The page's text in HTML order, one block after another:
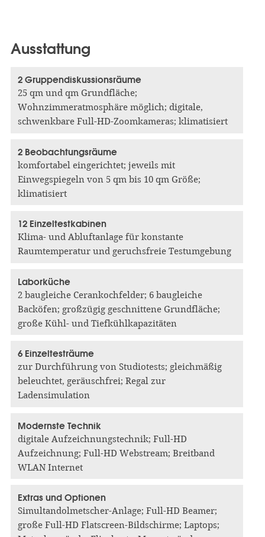
Ausstattung
2 Gruppendiskussionsräume
25 qm und qm Grundfläche;
Wohnzimmeratmosphäre möglich; digitale,
schwenkbare Full-HD-Zoomkameras; klimatisiert
2 Beobachtungsräume
komfortabel eingerichtet; jeweils mit
Einwegspiegeln von 5 qm bis 10 qm Größe;
klimatisiert
12 Einzeltestkabinen
Klima- und Abluftanlage für konstante
Raumtemperatur und geruchsfreie Testumgebung
Laborküche
2 baugleiche Cerankochfelder; 6 baugleiche
Backöfen; großzügig geschnittene Grundfläche;
große Kühl- und Tiefkühlkapazitäten
6 Einzeltesträume
zur Durchführung von Studiotests; gleichmäßig
beleuchtet, geräuschfrei; Regal zur
Ladensimulation
Modernste Technik
digitale Aufzeichnungstechnik; Full-HD
Aufzeichnung; Full-HD Webstream; Breitband
WLAN Internet
Extras und Optionen
Simultandolmetscher-Anlage; Full-HD Beamer;
große Full-HD Flatscreen-Bildschirme; Laptops;